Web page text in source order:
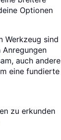
Optionen
Werkzeug sind
auch andere
eine fundierte
zu erkunden